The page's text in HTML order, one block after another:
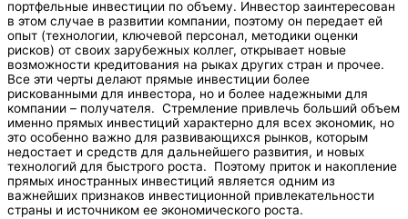
портфельные инвестиции по объему. Инвестор заинтересован
в этом случае в развитии компании, поэтому он передает ей
опыт (технологии, ключевой персонал, методики оценки
рисков) от своих зарубежных коллег, открывает новые
возможности кредитования на рыках других стран и прочее.
Все эти черты делают прямые инвестиции более
рискованными для инвестора, но и более надежными для
компании – получателя. Стремление привлечь больший объем
именно прямых инвестиций характерно для всех экономик, но
это особенно важно для развивающихся рынков, которым
недостает и средств для дальнейшего развития, и новых
технологий для быстрого роста. Поэтому приток и накопление
прямых иностранных инвестиций является одним из
важнейших признаков инвестиционной привлекательности
страны и источником ее экономического роста.